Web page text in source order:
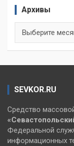
Архивы
SEVKOR.RU
Средство
Федеральной
информационных